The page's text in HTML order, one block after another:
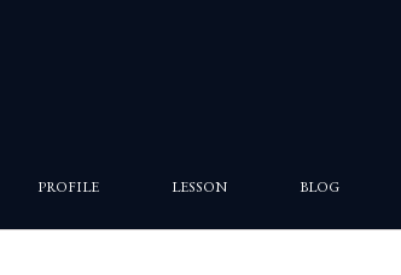
PROFILE LESSON BLOG